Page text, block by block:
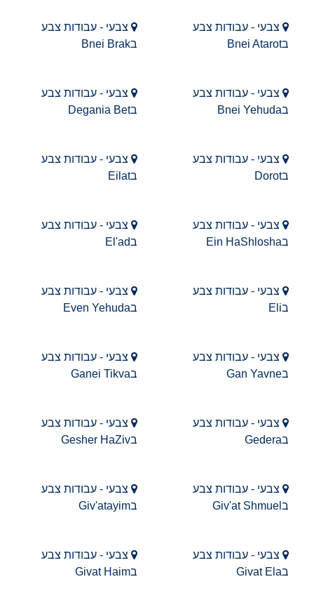
צבעי - עבודות צבע
בBnei Atarot
צבעי - עבודות צבע
בBnei Brak
צבעי - עבודות צבע
בBnei Yehuda
צבעי - עבודות צבע
בDegania Bet
צבעי - עבודות צבע
בDorot
צבעי - עבודות צבע
בEilat
צבעי - עבודות צבע
בEin HaShlosha
צבעי - עבודות צבע
בEl'ad
צבעי - עבודות צבע
בEli
צבעי - עבודות צבע
בEven Yehuda
צבעי - עבודות צבע
בGan Yavne
צבעי - עבודות צבע
בGanei Tikva
צבעי - עבודות צבע
בGedera
צבעי - עבודות צבע
בGesher HaZiv
צבעי - עבודות צבע
בGiv'at Shmuel
צבעי - עבודות צבע
בGiv'atayim
צבעי - עבודות צבע
בGivat Ela
צבעי - עבודות צבע
בGivat Haim